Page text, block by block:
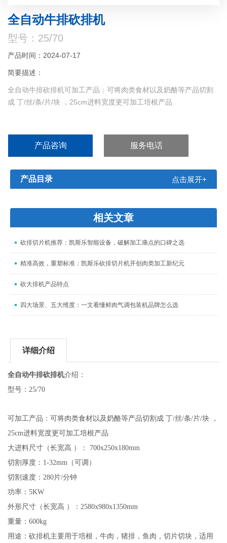
全自动牛排砍排机
型号：25/70
产品时间：2024-07-17
简要描述：
全自动牛排砍排机可加工产品：可将肉类食材以及奶酪等产品切割
成 丁/丝/条/片/块 ，25cm进料宽度更可加工培根产品
切割厚度：1-32mm（可调）
切割速度：280片/分钟
产品咨询 服务电话
产品目录 点击展开+
相关文章
砍排切片机推荐：凯斯乐智能设备，破解加工痛点的口碑之选​
精准高效，重塑标准：凯斯乐砍排切片机开创肉类加工新纪元
砍大排机产品特点
四大场景、五大维度：一文看懂鲜肉气调包装机品牌怎么选
详细介绍
全自动牛排砍排机介绍：
型号：25/70
可加工产品：可将肉类食材以及奶酪等产品切割成 丁/丝/条/片/块 ，
25cm进料宽度更可加工培根产品
大进料尺寸（长宽高 ）： 700x250x180mm
切割厚度：1-32mm（可调）
切割速度：280片/分钟
功率：5KW
外形尺寸（长宽高 ）：2580x980x1350mm
重量：600kg
用途：砍排机主要用于培根，牛肉，猪排，鱼肉，切片切块，适用